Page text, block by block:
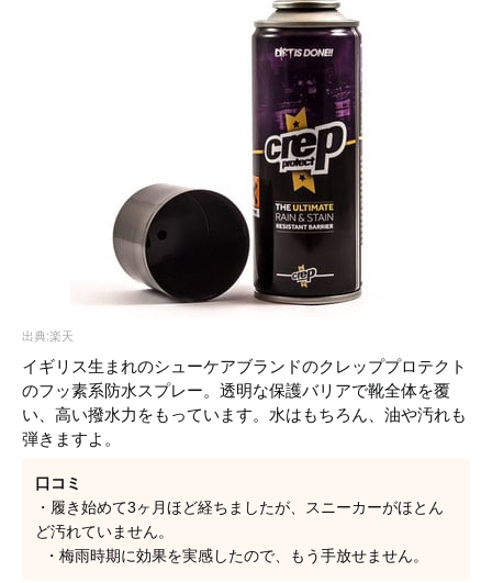
出典:楽天
イギリス生まれのシューケアブランドのクレッププロテクト
のフッ素系防水スプレー。透明な保護バリアで靴全体を覆
い、高い撥水力をもっています。水はもちろん、油や汚れも
弾きますよ。
口コミ
・履き始めて3ヶ月ほど経ちましたが、スニーカーがほとん
ど汚れていません。
・梅雨時期に効果を実感したので、もう手放せません。